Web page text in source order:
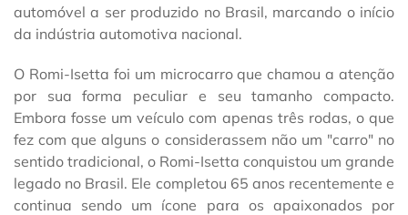
automóvel a ser produzido no Brasil, marcando o início
da indústria automotiva nacional.
O Romi-Isetta foi um microcarro que chamou a atenção
por sua forma peculiar e seu tamanho compacto.
Embora fosse um veículo com apenas três rodas, o que
fez com que alguns o considerassem não um "carro" no
sentido tradicional, o Romi-Isetta conquistou um grande
legado no Brasil. Ele completou 65 anos recentemente e
continua sendo um ícone para os apaixonados por